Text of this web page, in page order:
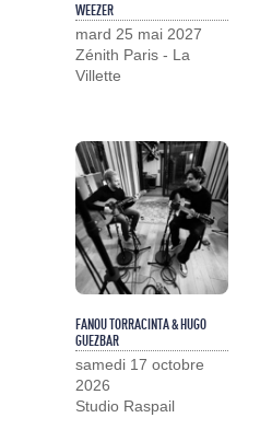
WEEZER
mard 25 mai 2027
Zénith Paris - La
Villette
FANOU TORRACINTA & HUGO
GUEZBAR
samedi 17 octobre
2026
Studio Raspail